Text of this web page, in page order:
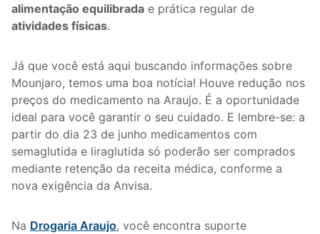
alimentação equilibrada e prática regular de
atividades físicas.
Já que você está aqui buscando informações sobre
Mounjaro, temos uma boa notícia! Houve redução nos
preços do medicamento na Araujo. É a oportunidade
ideal para você garantir o seu cuidado. E lembre-se: a
partir do dia 23 de junho medicamentos com
semaglutida e liraglutida só poderão ser comprados
mediante retenção da receita médica, conforme a
nova exigência da Anvisa.
Na Drogaria Araujo, você encontra suporte